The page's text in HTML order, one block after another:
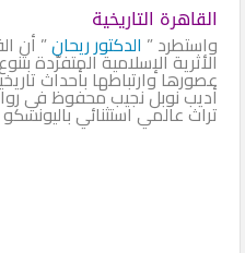
القاهرة التاريخية
واستطرد ” الدكتور ريحان” أن
الأثرية الإسلامية المتفرّدة
عصورها وارتباطها بأحداث
أديب نوبل نجيب محفوظ في
تراث عالمي استثنائي باليونسكو